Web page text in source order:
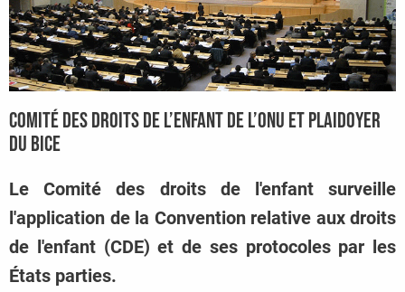
Comité des droits de l’enfant de l’ONU et plaidoyer
du BICE
Le Comité des droits de l'enfant surveille
l'application de la Convention relative aux droits
de l'enfant (CDE) et de ses protocoles par les
États parties.